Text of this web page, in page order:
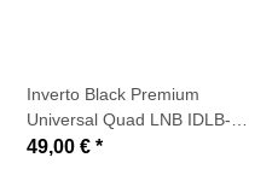
Inverto Black Premium
Universal Quad LNB IDLB-
QUDL40-PREMU-OPP
49,00 € *